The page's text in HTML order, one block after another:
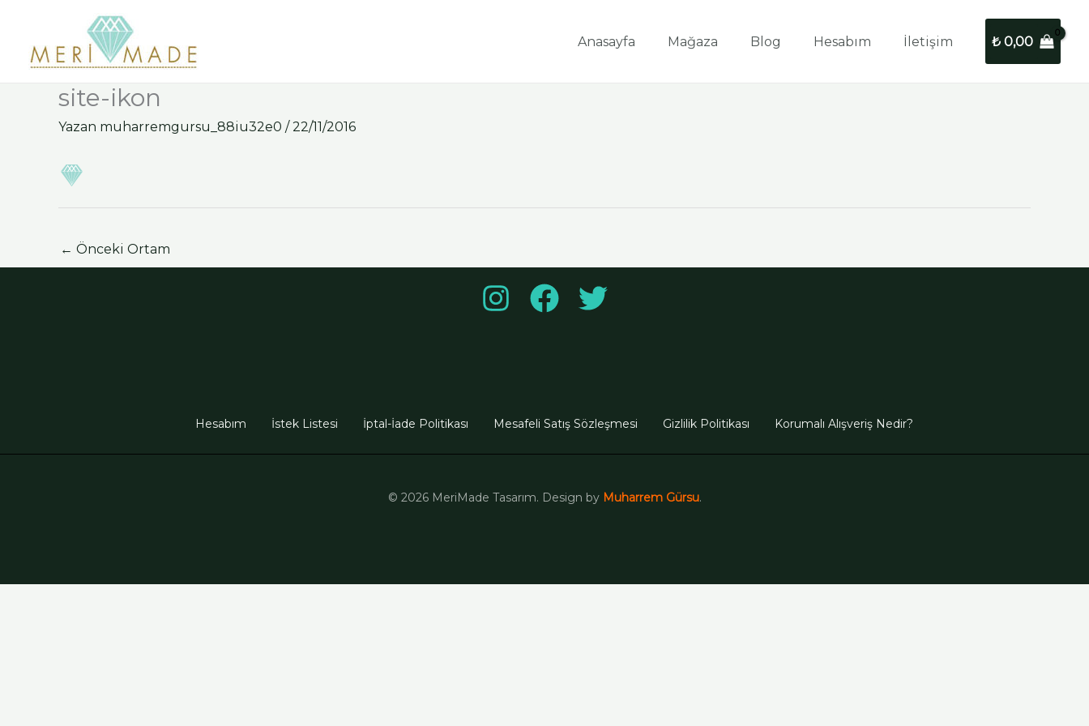
Anasayfa Mağaza Blog Hesabım İletişim ₺ 0,00
site-ikon
Yazan muharremgursu_88iu32e0 /22/11/2016
← Önceki Ortam
Hesabım İstek Listesi İptal-İade Politikası Mesafeli Satış Sözleşmesi Gizlilik Politikası Korumalı Alışveriş Nedir?
© 2026 MeriMade Tasarım. Design by Muharrem Gürsu.